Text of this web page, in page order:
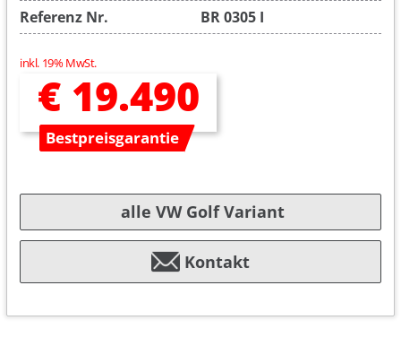
Referenz Nr.
BR 0305 I
inkl. 19% MwSt.
€ 19.490
Bestpreisgarantie
alle VW Golf Variant
Kontakt